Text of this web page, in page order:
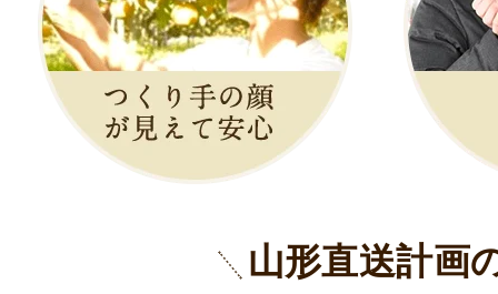
山形直送計画